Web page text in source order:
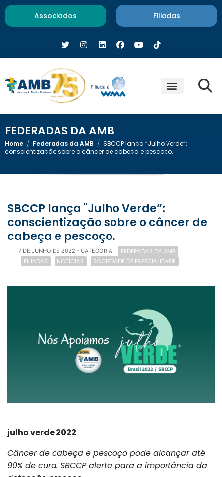
Associados Filiadas
FEDERADAS DA AMB
Home / Federadas da AMB / SBCCP lança “Julho Verde”:
conscientização sobre o câncer de cabeça e pescoço.
SBCCP lança "Julho Verde”:
conscientização sobre o câncer de
cabeça e pescoço.
7 DE JUNHO DE 2022 - CATEGORIA:
FEDERADAS DA AMB
FILIADAS
NOTÍCIAS SOCIEDADE DE ESPECIALIDADE
julho verde 2022
Câncer de cabeça e pescoço pode alcançar até
90% de cura. SBCCP alerta para a importância da